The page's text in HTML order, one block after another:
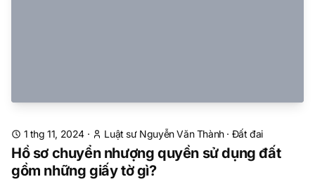
1 thg 11, 2024 · Luật sư Nguyễn Văn Thành· Đất đai
Hồ sơ chuyển nhượng quyền sử dụng đất
gồm những giấy tờ gì?